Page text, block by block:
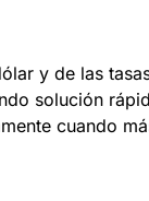
y de las
solución
cuando